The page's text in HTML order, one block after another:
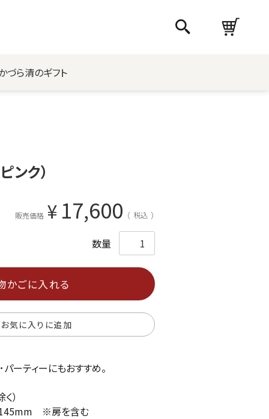
づら清のギフト
ンク）
販売価格 ¥ 17,600 税込
お気に入りに追加
かごに入れる
ーティーにもおすすめ。
）
145mm ※房を含む